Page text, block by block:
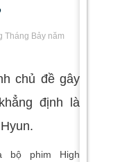
Tháng Bảy năm
chủ đề gây
định là
bộ phim High